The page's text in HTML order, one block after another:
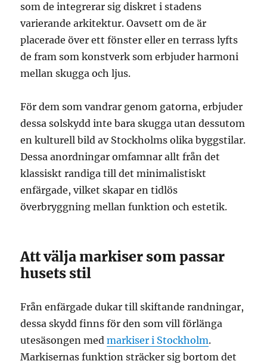
som de integrerar sig diskret i stadens
varierande arkitektur. Oavsett om de är
placerade över ett fönster eller en terrass lyfts
de fram som konstverk som erbjuder harmoni
mellan skugga och ljus.
För dem som vandrar genom gatorna, erbjuder
dessa solskydd inte bara skugga utan dessutom
en kulturell bild av Stockholms olika byggstilar.
Dessa anordningar omfamnar allt från det
klassiskt randiga till det minimalistiskt
enfärgade, vilket skapar en tidlös
överbryggning mellan funktion och estetik.
Att välja markiser som passar
husets stil
Från enfärgade dukar till skiftande randningar,
dessa skydd finns för den som vill förlänga
utesäsongen medmarkiser i Stockholm.
Markisernas funktion sträcker sig bortom det